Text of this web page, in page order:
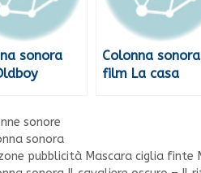
sonora
Colonna sonora
film La casa
sonore
sonora
pubblicità Mascara ciglia finte